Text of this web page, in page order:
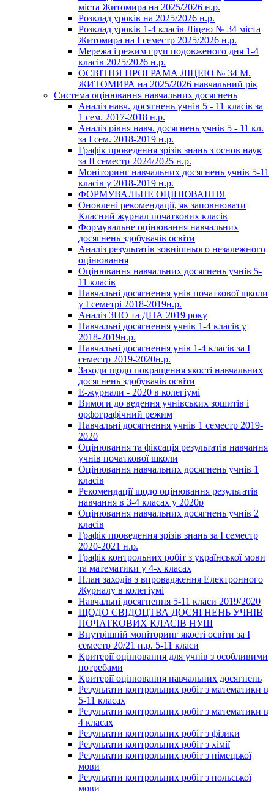
міста Житомира на 2025/2026 н.р.
Розклад уроків на 2025/2026 н.р.
Розклад уроків 1-4 класів Ліцею № 34 міста
Житомира на І семестр 2025/2026 н.р.
Мережа і режим груп подовженого дня 1-4
класів 2025/2026 н.р.
ОСВІТНЯ ПРОГРАМА ЛІЦЕЮ № 34 М.
ЖИТОМИРА на 2025/2026 навчальний рік
Система оцінювання навчальних досягнень
Аналіз навч. досягнень учнів 5 - 11 класів за
1 сем. 2017-2018 н.р.
Аналіз рівня навч. досягнень учнів 5 - 11 кл.
за І сем. 2018-2019 н.р.
Графік проведення зрізів знань з основ наук
за ІІ семестр 2024/2025 н.р.
Моніторинг навчальних досягнень учнів 5-11
класів у 2018-2019 н.р.
ФОРМУВАЛЬНЕ ОЦІНЮВАННЯ
Оновлені рекомендації, як заповнювати
Класний журнал початкових класів
Формувальне оцінювання навчальних
досягнень здобувачів освіти
Аналіз результатів зовнішнього незалежного
оцінювання
Оцінювання навчальних досягнень учнів 5-
11 класів
Навчальні досягнення унів початкової щколи
у І семетрі 2018-2019н.р.
Аналіз ЗНО та ДПА 2019 року
Навчальні досягнення учнів 1-4 класів у
2018-2019н.р.
Навчальні досягнення унів 1-4 класів за І
семестр 2019-2020н.р.
Заходи щодо покращення якості навчальних
досягнень здобувачів освіти
Е-журнали - 2020 в колегіумі
Вимоги до ведення учнівських зошитів і
орфографічний режим
Навчальні досягнення учнів 1 семестр 2019-
2020
Оцінювання та фіксація результатів навчання
учнів початкової школи
Оцінювання навчальних досягнень учнів 1
класів
Рекомендації щодо оцінювання результатів
навчання в 3-4 класах у 2020р
Оцінювання навчальних досягнень учнів 2
класів
Графік проведення зрізів знань за І семестр
2020-2021 н.р.
Графік контрольних робіт з української мови
та математики у 4-х класах
План заходів з впровадження Електронного
Журналу в колегіумі
Навчальні досягнення 5-11 класи 2019/2020
ЩОДО СВІДОЦТВА ДОСЯГНЕНЬ УЧНІВ
ПОЧАТКОВИХ КЛАСІВ НУШ
Внутрішній моніторинг якості освіти за І
семестр 20/21 н.р. 5-11 класи
Критерії оцінювання для учнів з особливими
потребами
Критерії оцінювання навчальних досягнень
Результати контрольних робіт з математики в
5-11 класах
Результати контрольних робіт з математики в
4 класах
Результати контрольних робіт з фізики
Результати контрольних робіт з хімії
Результати контрольних робіт з німецької
мови
Результати контрольних робіт з польської
мови